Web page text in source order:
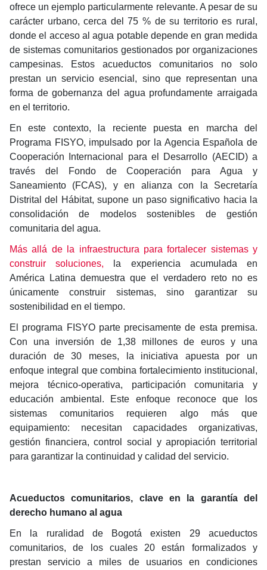
ofrece un ejemplo particularmente relevante. A pesar de su
carácter urbano, cerca del 75 % de su territorio es rural,
donde el acceso al agua potable depende en gran medida
de sistemas comunitarios gestionados por organizaciones
campesinas. Estos acueductos comunitarios no solo
prestan un servicio esencial, sino que representan una
forma de gobernanza del agua profundamente arraigada
en el territorio.
En este contexto, la reciente puesta en marcha del
Programa FISYO, impulsado por la Agencia Española de
Cooperación Internacional para el Desarrollo (AECID) a
través del Fondo de Cooperación para Agua y
Saneamiento (FCAS), y en alianza con la Secretaría
Distrital del Hábitat, supone un paso significativo hacia la
consolidación de modelos sostenibles de gestión
comunitaria del agua.
Más allá de la infraestructura para fortalecer sistemas y
construir soluciones,
la experiencia acumulada en
América Latina demuestra que el verdadero reto no es
únicamente construir sistemas, sino garantizar su
sostenibilidad en el tiempo.
El programa FISYO parte precisamente de esta premisa.
Con una inversión de 1,38 millones de euros y una
duración de 30 meses, la iniciativa apuesta por un
enfoque integral que combina fortalecimiento institucional,
mejora técnico-operativa, participación comunitaria y
educación ambiental. Este enfoque reconoce que los
sistemas comunitarios requieren algo más que
equipamiento: necesitan capacidades organizativas,
gestión financiera, control social y apropiación territorial
para garantizar la continuidad y calidad del servicio.
Acueductos comunitarios, clave en la garantía del
derecho humano al agua
En la ruralidad de Bogotá existen 29 acueductos
comunitarios, de los cuales 20 están formalizados y
prestan servicio a miles de usuarios en condiciones